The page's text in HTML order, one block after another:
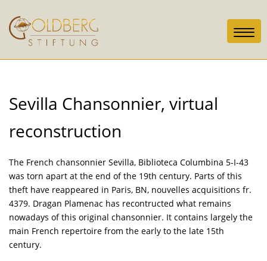
Sevilla Chansonnier, virtual
reconstruction
The French chansonnier Sevilla, Biblioteca Columbina 5-I-43
was torn apart at the end of the 19th century. Parts of this
theft have reappeared in Paris, BN, nouvelles acquisitions fr.
4379. Dragan Plamenac has recontructed what remains
nowadays of this original chansonnier. It contains largely the
main French repertoire from the early to the late 15th
century.